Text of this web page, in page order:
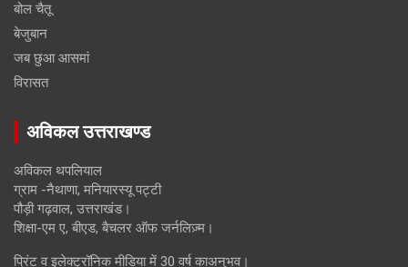
बोल चैतू
बेजुबान
जब छुआ आसमां
विरासत
अविकल उत्तराखण्ड
अविकल थपलियाल
ग्राम -नैथाणा, मनियारस्यू पट्टी
पौड़ी गढ़वाल, उत्तराखंड।
शिक्षा-एम ए, बीएड, बैचलर ऑफ जर्नलिज़्म।
प्रिंट व इलेक्ट्रॉनिक मीडिया में 30 वर्ष काअनुभव।